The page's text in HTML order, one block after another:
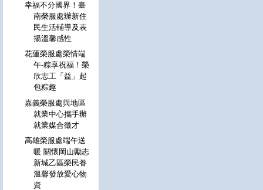
幸福不分國界！臺
南榮服處辦新住
民生活輔導及表
揚溫馨感性
花蓮榮服處榮情端
午-粽享祝福！榮
欣志工「益」起
包粽趣
嘉義榮服處與地區
就業中心攜手辦
就業媒合徵才
高雄榮服處端午送
暖 關懷岡山勵志
新城乙區榮民眷
溫馨發放愛心物
資